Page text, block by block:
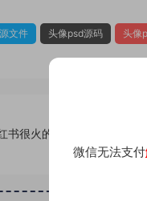
文件 头像psd源码 头像
很火的签
367头像psd
微信无法支付